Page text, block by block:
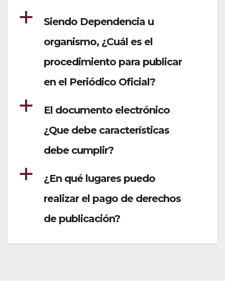
a
Siendo Dependencia u
organismo, ¿Cuál es el
procedimiento para publicar
en el Periódico Oficial?
a
El documento electrónico
¿Que debe características
debe cumplir?
a
¿En qué lugares puedo
realizar el pago de derechos
de publicación?